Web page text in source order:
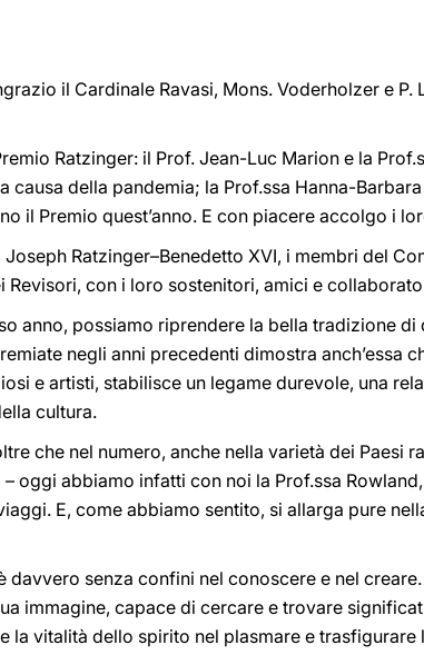
il Cardinale Ravasi, Mons. Voderholzer e P.
Ratzinger: il Prof. Jean-Luc Marion e la
causa della pandemia; la Prof.ssa Hanna-
il Premio quest’anno. E con piacere accolgo i
Ratzinger–Benedetto XVI, i membri del
con i loro sostenitori, amici e
anno, possiamo riprendere la bella tradizione di
negli anni precedenti dimostra anch’essa
e artisti, stabilisce un legame durevole, una
cultura.
che nel numero, anche nella varietà dei Paesi
oggi abbiamo infatti con noi la Prof.ssa
E, come abbiamo sentito, si allarga pure
senza confini nel conoscere e nel
immagine, capace di cercare e trovare
la vitalità dello spirito nel plasmare e trasfigurare